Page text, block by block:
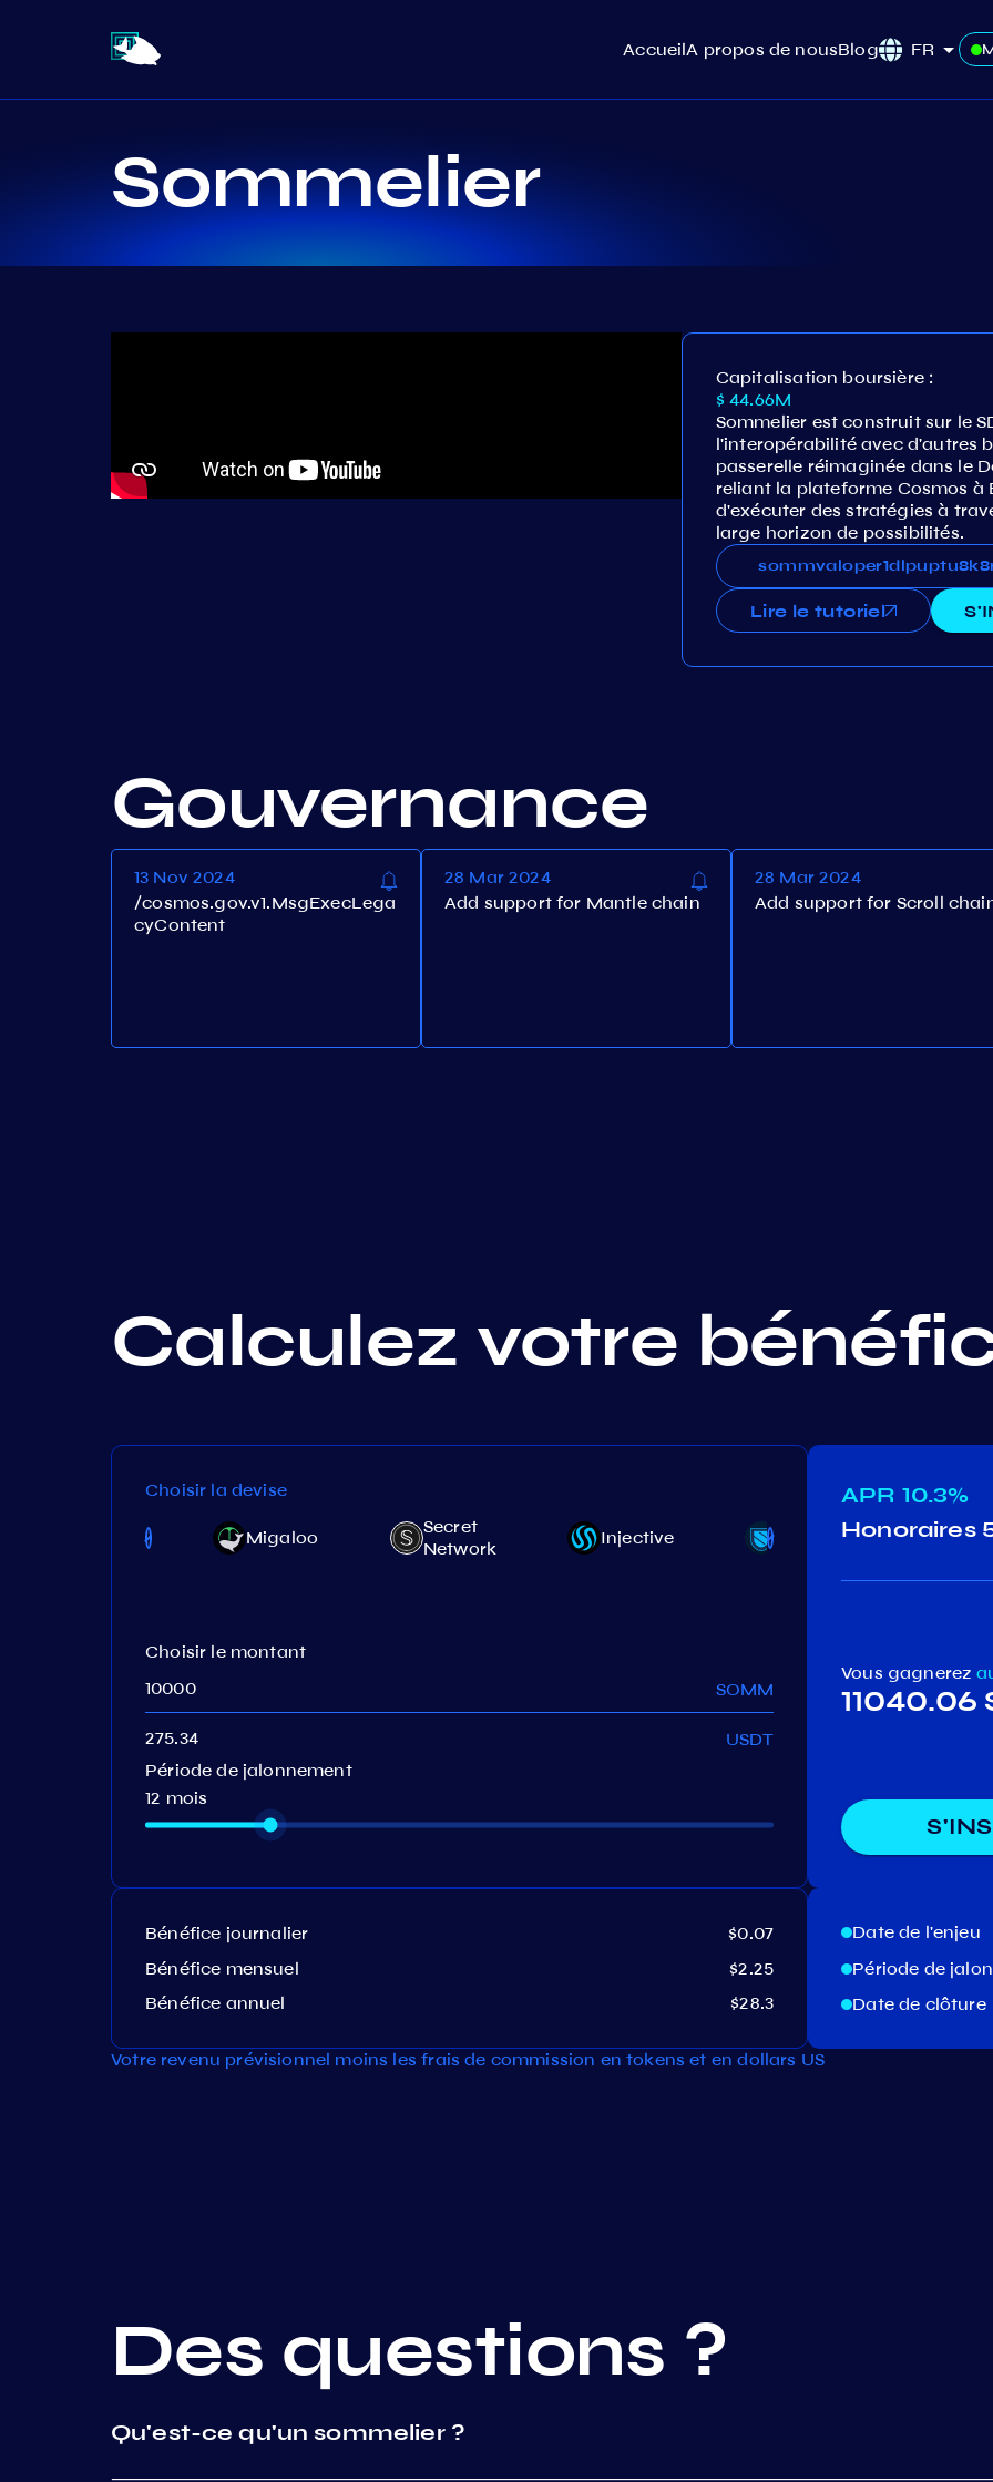
AccueilA propos de nousBlog FR
Sommelier
Capitalisation boursière :
$ 44.66M
Sommelier est construit sur le
l'interopérabilité avec d'autres
passerelle réimaginée dans le
reliant la plateforme Cosmos à
d'exécuter des stratégies à
large horizon de possibilités.
Lire le tutoriel
Gouvernance
13 Nov 2024
/cosmos.gov.v1.MsgExecLega
cyContent
28 Mar 2024
Add support for Mantle chain
28 Mar 2024
Add support for Scroll
Calculez votre
Choisir la devise
Migaloo
Secret
Network
Injective Sentinel ixo
Choisir le montant
SOMM
USDT
Période de jalonnement
12 mois
Bénéfice journalier
$0.07
Bénéfice mensuel
$2.25
Bénéfice annuel
$28.3
APR 10.3%
Honoraires
Vous gagnerez
11040.06
Date de l'enjeu
Période de
Date de clôture
Votre revenu prévisionnel moins les frais de commission en tokens et en dollars US
Des questions ?
Qu'est-ce qu'un sommelier ?